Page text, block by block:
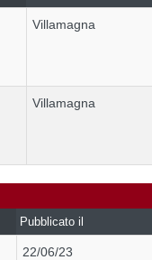
Villamagna
Villamagna
Pubblicato il
22/06/23